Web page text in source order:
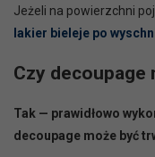
Jeżeli na powierzchni
lakier bieleje po
Czy decoupage
Tak — prawidłowo
decoupage może być